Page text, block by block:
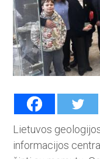
Lietuvos
informacijos­